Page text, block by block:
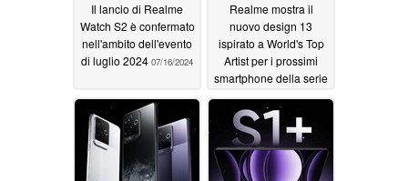
Il lancio di Realme
Watch S2 è confermato
nell'ambito dell'evento
di luglio 2024 07/16/2024
Realme mostra il
nuovo design 13
ispirato a World's Top
Artist per i prossimi
smartphone della serie
Pro Android07/13/2024